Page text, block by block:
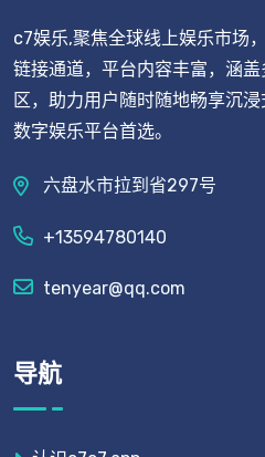
c7娱乐,聚焦全球线上娱乐市场
链接通道，平台内容丰富，涵
区，助力用户随时随地畅享沉
数字娱乐平台首选。
六盘水市拉到省297号
+13594780140
tenyear@qq.com
导航